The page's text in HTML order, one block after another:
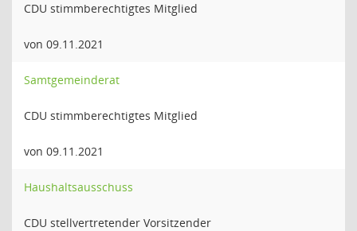
CDU stimmberechtigtes Mitglied
von 09.11.2021
Samtgemeinderat
CDU stimmberechtigtes Mitglied
von 09.11.2021
Haushaltsausschuss
CDU stellvertretender Vorsitzender